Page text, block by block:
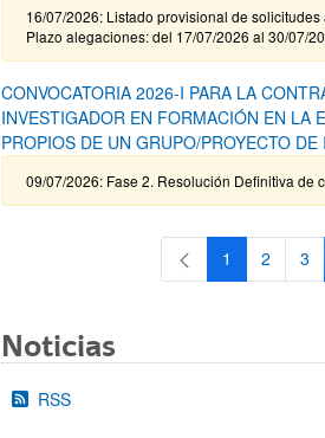
16/07/2026: Listado provisional de
Plazo alegaciones: del 17/07/2026 al 30/07/
CONVOCATORIA 2026-I PARA LA
INVESTIGADOR EN FORMACIÓN EN LA
PROPIOS DE UN GRUPO/PROYECTO
09/07/2026: Fase 2. Resolución Definitiva de
Página
1 Página
2 3
Noticias
RSS